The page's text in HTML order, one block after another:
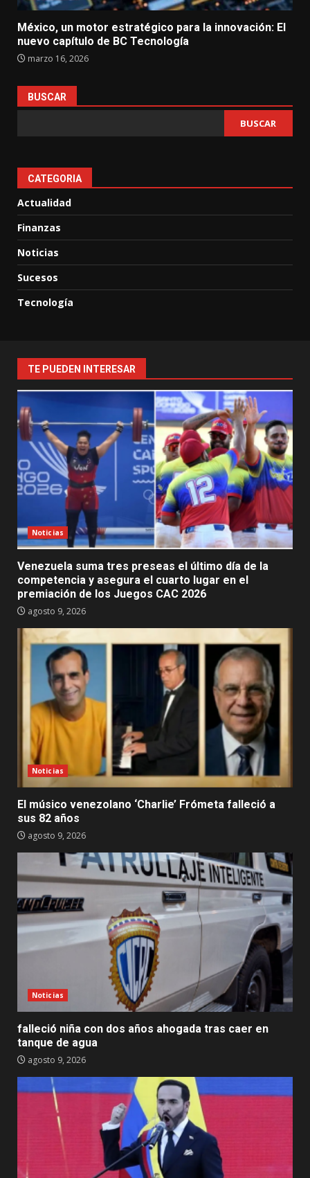
México, un motor estratégico para la innovación: El
nuevo capítulo de BC Tecnología
marzo 16, 2026
BUSCAR
BUSCAR
CATEGORIA
Actualidad
Finanzas
Noticias
Sucesos
Tecnología
TE PUEDEN INTERESAR
Noticias
Venezuela suma tres preseas el último día de la
competencia y asegura el cuarto lugar en el
premiación de los Juegos CAC 2026
agosto 9, 2026
Noticias
El músico venezolano ‘Charlie’ Frómeta falleció a
sus 82 años
agosto 9, 2026
Noticias
falleció niña con dos años ahogada tras caer en
tanque de agua
agosto 9, 2026